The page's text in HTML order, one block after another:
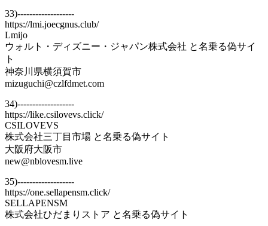
33)-------------------
https://lmi.joecgnus.club/
Lmijo
ウォルト・ディズニー・ジャパン株式会社 と名乗る偽サイ
ト
神奈川県横須賀市
mizuguchi@czlfdmet.com
34)-------------------
https://like.csilovevs.click/
CSILOVEVS
株式会社三丁目市場 と名乗る偽サイト
大阪府大阪市
new@nblovesm.live
35)-------------------
https://one.sellapensm.click/
SELLAPENSM
株式会社ひだまりストア と名乗る偽サイト